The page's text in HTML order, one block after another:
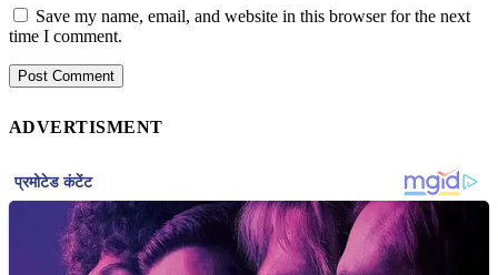
Save my name, email, and website in this browser for the next
time I comment.
ADVERTISMENT